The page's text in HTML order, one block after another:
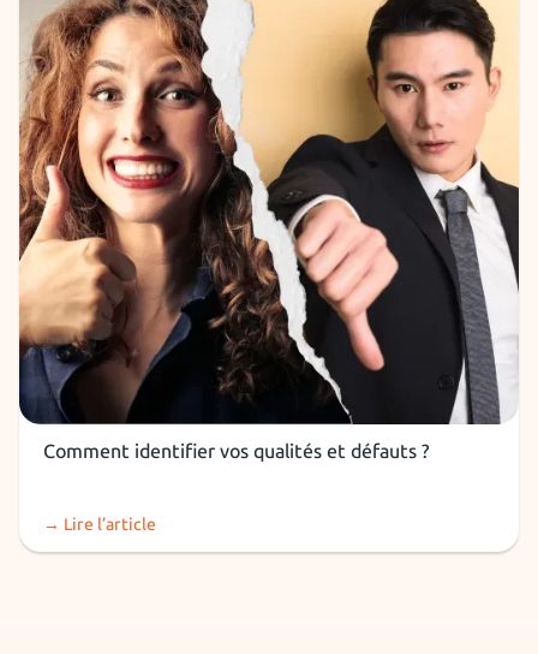
Soft Skills
Comment identifier vos qualités et défauts ?
→ Lire l’article